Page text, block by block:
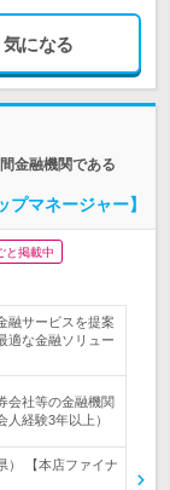
気になる
金融機関である
マネージャー】
と掲載中
融サービスを提案
適な金融ソリュー
会社等の金融機関
経験3年以上）
） 【本店ファイナ